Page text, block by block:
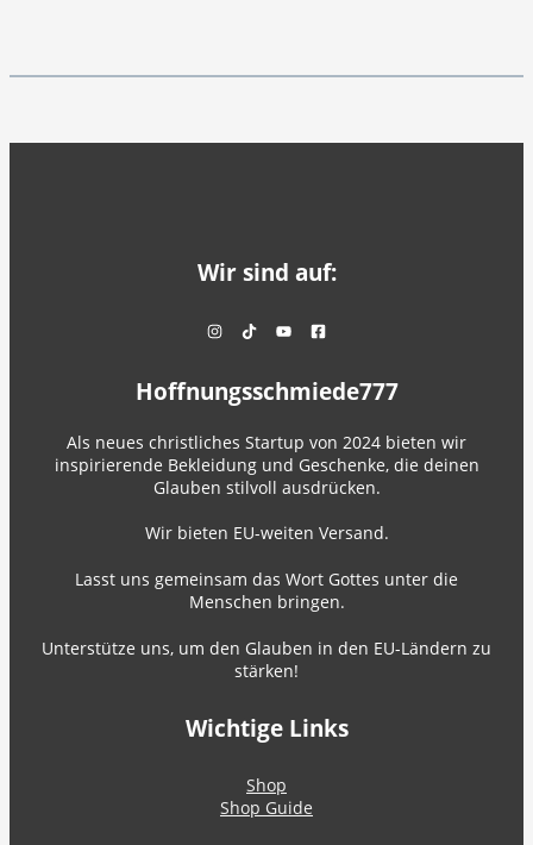
Wir sind auf:
Hoffnungsschmiede777
Als neues christliches Startup von 2024 bieten wir
inspirierende Bekleidung und Geschenke, die deinen
Glauben stilvoll ausdrücken.
Wir bieten EU-weiten Versand.
Lasst uns gemeinsam das Wort Gottes unter die
Menschen bringen.
Unterstütze uns, um den Glauben in den EU-Ländern zu
stärken!
Wichtige Links
Shop
Shop Guide